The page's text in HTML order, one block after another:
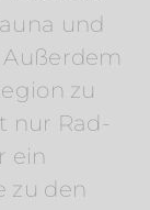
und
zu
nur Rad-
ein
zu den